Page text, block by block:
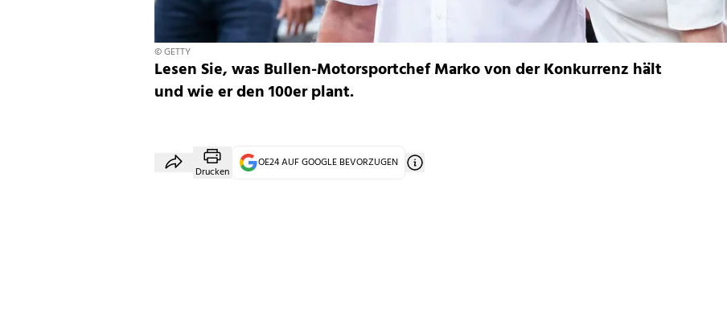
© GETTY
Lesen Sie, was Bullen-Motorsportchef Marko von der Konkurrenz hält
und wie er den 100er plant.
Drucken
OE24 AUF GOOGLE BEVORZUGEN